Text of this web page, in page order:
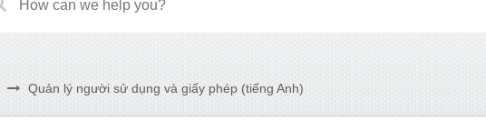
Quản lý người sử dụng và giấy phép (tiếng Anh)